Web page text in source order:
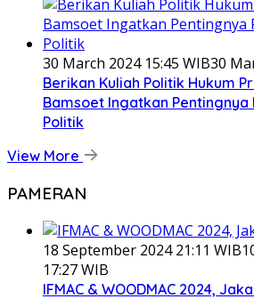
30 March 2024 15:45 WIB30
Berikan Kuliah Politik Hukum
Bamsoet Ingatkan Pentingnya
Politik
View More
PAMERAN
18 September 2024 21:11 WIB
17:27 WIB
IFMAC & WOODMAC 2024,